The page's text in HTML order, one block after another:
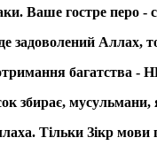
Ваше гостре перо -
задоволений Аллах,
багатства -
збирає,
Тільки Зікр мови